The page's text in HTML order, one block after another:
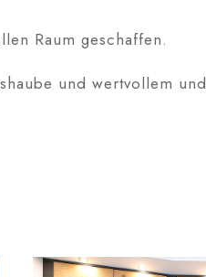
Raum geschaffen.
und wertvollem